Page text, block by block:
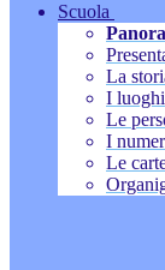
Scuola
La
I luoghi
Le
I
Le